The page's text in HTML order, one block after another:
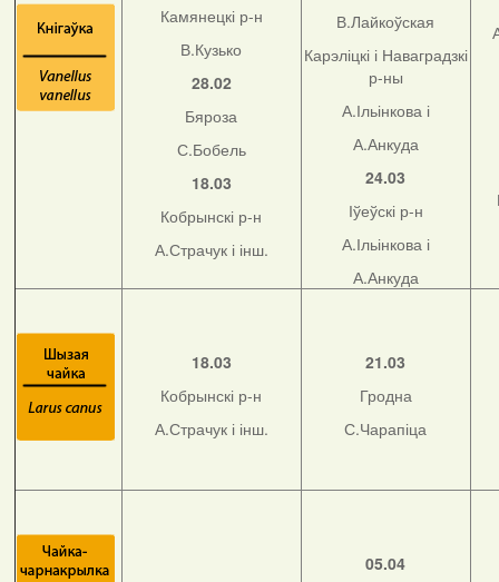
Камянецкі р-н
В.Кузько
28.02
Бяроза
С.Бобель
18.03
Кобрынскі р-н
А.Страчук і інш.
В.Лайкоўская
Карэліцкі і Наваградзкі
р-ны
А.Ільінкова і
А.Анкуда
24.03
Іўеўскі р-н
А.Ільінкова і
А.Анкуда
18.03
Кобрынскі р-н
А.Страчук і інш.
21.03
Гродна
С.Чарапіца
05.04